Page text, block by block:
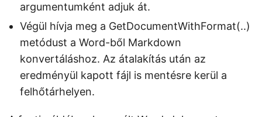
argumentumként adjuk át.
Végül hívja meg a GetDocumentWithFormat(..)
metódust a Word-ből Markdown
konvertáláshoz. Az átalakítás után az
eredményül kapott fájl is mentésre kerül a
felhőtárhelyen.